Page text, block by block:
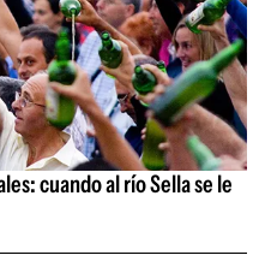
cuando al río Sella se le